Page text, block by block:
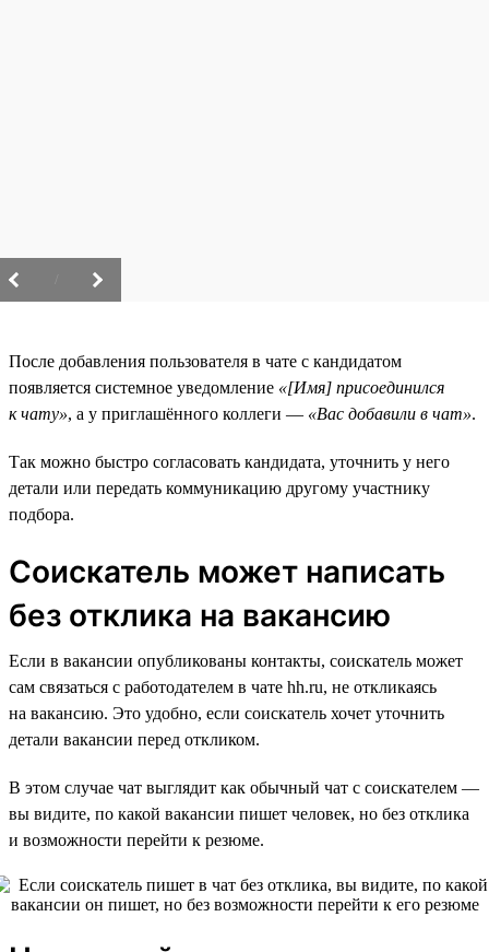
После добавления пользователя в чате с кандидатом
появляется системное уведомление «[Имя] присоединился
к чату», а у приглашённого коллеги — «Вас добавили в чат».
Так можно быстро согласовать кандидата, уточнить у него
детали или передать коммуникацию другому участнику
подбора.
Соискатель может написать
без отклика на вакансию
Если в вакансии опубликованы контакты, соискатель может
сам связаться с работодателем в чате hh.ru, не откликаясь
на вакансию. Это удобно, если соискатель хочет уточнить
детали вакансии перед откликом.
В этом случае чат выглядит как обычный чат с соискателем —
вы видите, по какой вакансии пишет человек, но без отклика
и возможности перейти к резюме.